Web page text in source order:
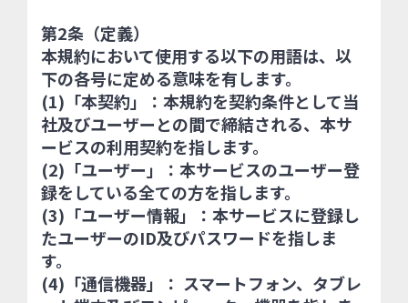
第2条（定義）
本規約において使用する以下の用語は、以
下の各号に定める意味を有します。
(1)「本契約」：本規約を契約条件として当
社及びユーザーとの間で締結される、本サ
ービスの利用契約を指します。
(2)「ユーザー」：本サービスのユーザー登
録をしている全ての方を指します。
(3)「ユーザー情報」：本サービスに登録し
たユーザーのID及びパスワードを指しま
す。
(4)「通信機器」： スマートフォン、タブレ